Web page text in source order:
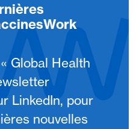
Global Health
LinkedIn, pour
nouvelles